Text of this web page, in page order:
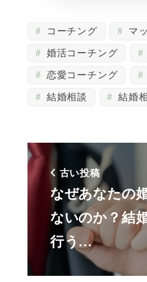
コーチング マ
婚活コーチング
恋愛コーチング
結婚相談
結婚
古い投稿
なぜあなたの
ないのか？結
行う…